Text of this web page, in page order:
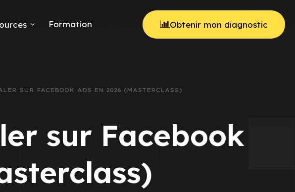
Formation Obtenir mon diagnostic
SUR FACEBOOK ADS EN 2026 (MASTERCLASS)
sur Facebook